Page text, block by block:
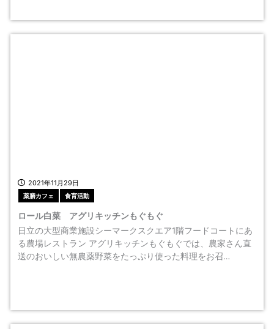
2021年11月29日
薬膳カフェ 食育活動
ロール白菜 アグリキッチンもぐもぐ
日立の大型商業施設シーマークスクエア1階フードコートにあ
る農場レストラン アグリキッチンもぐもぐでは、農家さん直
送のおいしい無農薬野菜をたっぷり使った料理をお召…